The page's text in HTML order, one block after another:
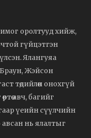
оролтууд хийж,
гүйцэтгэн
Ялангуяа
Жэйсон
төдийлөн онохгүй
авч, багийг
үеийн сүүлчийн
авсан нь ялалтыг